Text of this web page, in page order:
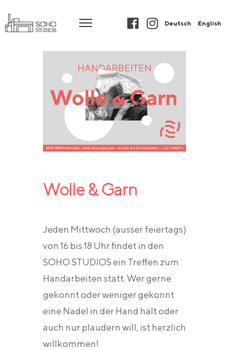
Deutsch English
Wolle & Garn
Jeden Mittwoch (ausser feiertags)
von 16 bis 18 Uhr findet in den
SOHO STUDIOS ein Treffen zum
Handarbeiten statt. Wer gerne
gekonnt oder weniger gekonnt
eine Nadel in der Hand hält oder
auch nur plaudern will, ist herzlich
willkommen!